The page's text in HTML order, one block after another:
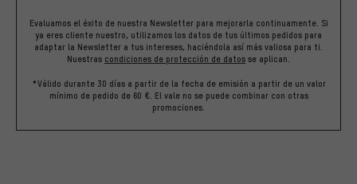
Evaluamos el éxito de nuestra Newsletter para mejorarla continuamente. Si
ya eres cliente nuestro, utilizamos los datos de tus últimos pedidos para
adaptar la Newsletter a tus intereses, haciéndola así más valiosa para ti.
Nuestras condiciones de protección de datos se aplican.
*Válido durante 30 días a partir de la fecha de emisión a partir de un valor
mínimo de pedido de 60 €. El vale no se puede combinar con otras
promociones.